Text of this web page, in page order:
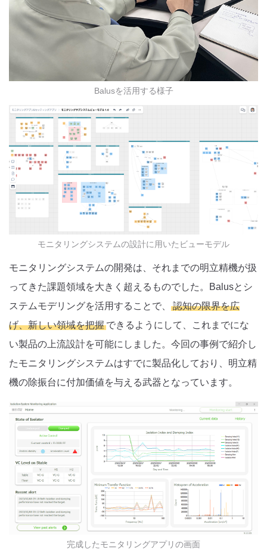
Balusを活用する様子
モニタリングシステムの設計に用いたビューモデル
モニタリングシステムの開発は、それまでの明立精機が扱
ってきた課題領域を大きく超えるものでした。Balusとシ
ステムモデリングを活用することで、
認知の限界を広
げ、新しい領域を把握 できるようにして、これまでにな
い製品の上流設計を可能にしました。今回の事例で紹介し
たモニタリングシステムはすでに製品化しており、明立精
機の除振台に付加価値を与える武器となっています。
完成したモニタリングアプリの画面